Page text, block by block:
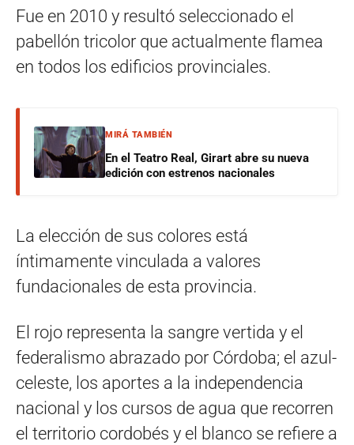
Fue en 2010 y resultó seleccionado el
pabellón tricolor que actualmente flamea
en todos los edificios provinciales.
MIRÁ TAMBIÉN
En el Teatro Real, Girart abre su nueva
edición con estrenos nacionales
La elección de sus colores está
íntimamente vinculada a valores
fundacionales de esta provincia.
El rojo representa la sangre vertida y el
federalismo abrazado por Córdoba; el azul-
celeste, los aportes a la independencia
nacional y los cursos de agua que recorren
el territorio cordobés y el blanco se refiere a